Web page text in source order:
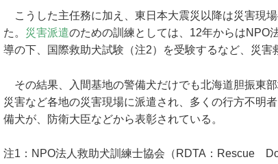
こうした主任務に加え、東日本大震災以降は災害現
た。 災害派遣のための訓練としては、12年からはNPO
導の下、国際救助犬試験（注2）を受験するなど、災害
その結果、入間基地の警備犬だけでも北海道胆振東
災害など各地の災害現場に派遣され、多くの行方不明
備犬が、防衛大臣などから表彰されている。
注1：NPO法人救助犬訓練士協会（RDTA：Rescue